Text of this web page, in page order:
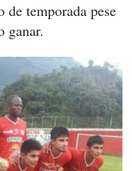
temporada pese
ganar.